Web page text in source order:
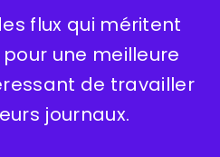
flux qui méritent
une meilleure
de travailler
journaux.